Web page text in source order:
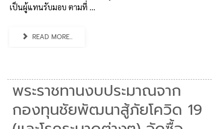
เป็นผู้แทนรับมอบ ตามที่ ...
READ MORE...
พระราชทานงบประมาณจาก
กองทุนชัยพัฒนาสู้ภัยโควิด 19